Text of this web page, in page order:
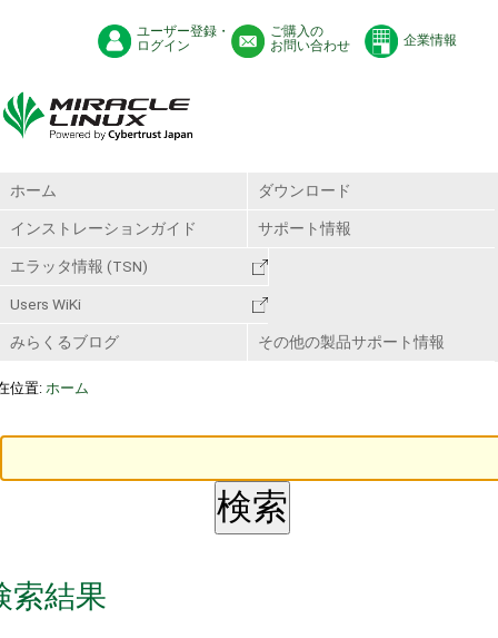
ユーザー登録・
ログイン
ご購入の
お問い合わせ
企業情報
ホーム ダウンロード
インストレーションガイド サポート情報
エラッタ情報 (TSN)
Users WiKi
みらくるブログ その他の製品サポート情報
位置: ホーム
索結果